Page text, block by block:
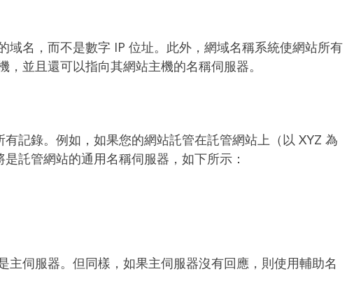
域名，而不是數字 IP 位址。此外，網域名稱系統使網站所有
並且還可以指向其網站主機的名稱伺服器。
記錄。例如，如果您的網站託管在託管網站上（以 XYZ 為
託管網站的通用名稱伺服器，如下所示：
主伺服器。但同樣，如果主伺服器沒有回應，則使用輔助名